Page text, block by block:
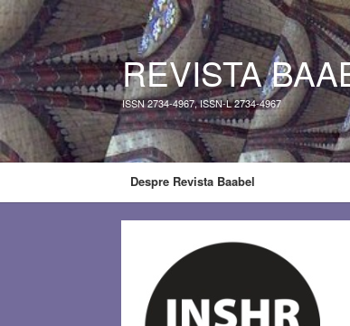
REVISTA
ISSN 2734-4967, ISSN-L 2734-4967
Despre Revista Baabel